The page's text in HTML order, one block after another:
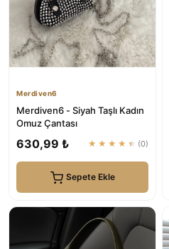
Merdiven6
Merdiven6 - Siyah Taşlı Kadın
Omuz Çantası
630,99 ₺ ★★★★★ (0)
Sepete Ekle